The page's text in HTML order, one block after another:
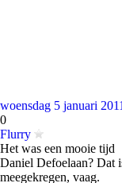
woensdag 5 januari
0
Flurry
Het was een mooie tijd
Daniel Defoelaan? Dat
meegekregen, vaag.